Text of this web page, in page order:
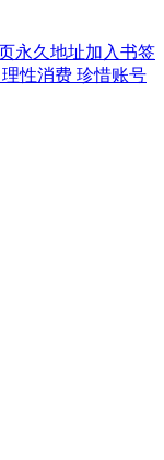
永久地址加入书签
性消费 珍惜账号